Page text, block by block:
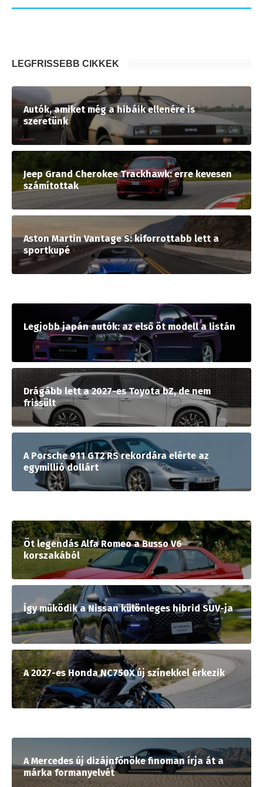
LEGFRISSEBB CIKKEK
Autók, amiket még a hibáik ellenére is
szeretünk
Jeep Grand Cherokee Trackhawk: erre kevesen
számítottak
Aston Martin Vantage S: kiforrottabb lett a
sportkupé
Legjobb japán autók: az első öt modell a listán
Drágább lett a 2027-es Toyota bZ, de nem
frissült
A Porsche 911 GT2 RS rekordára elérte az
egymillió dollárt
Öt legendás Alfa Romeo a Busso V6
korszakából
Így működik a Nissan különleges hibrid SUV-ja
A 2027-es Honda NC750X új színekkel érkezik
A Mercedes új dizájnfőnöke finoman írja át a
márka formanyelvét